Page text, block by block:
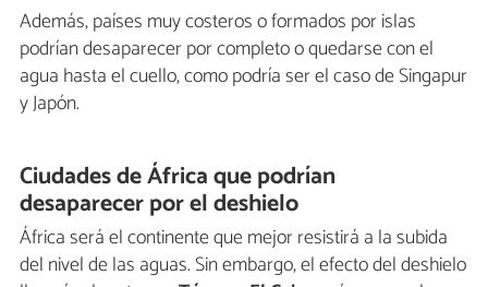
Además, países muy costeros o formados por islas
podrían desaparecer por completo o quedarse con el
agua hasta el cuello, como podría ser el caso de Singapur
y Japón.
Ciudades de África que podrían
desaparecer por el deshielo
África será el continente que mejor resistirá a la subida
del nivel de las aguas. Sin embargo, el efecto del deshielo